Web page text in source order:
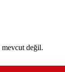
değil.